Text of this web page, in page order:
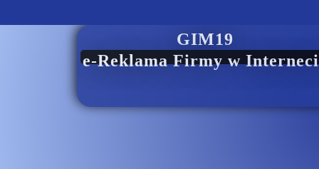
GIM19
e-Reklama Firmy w